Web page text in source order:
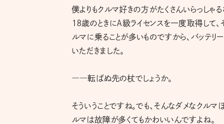
僕よりもクルマ好きの方がたくさんいらっしゃ
18歳のときにA級ライセンスを一度取得して、
ルマに乗ることが多いものですから、バッテ
いただきました。
――転ばぬ先の杖でしょうか。
そういうことですね。でも、そんなダメなクル
ルマは故障が多くてもかわいいんですよね。